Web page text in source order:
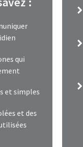
qui
et simples
et des